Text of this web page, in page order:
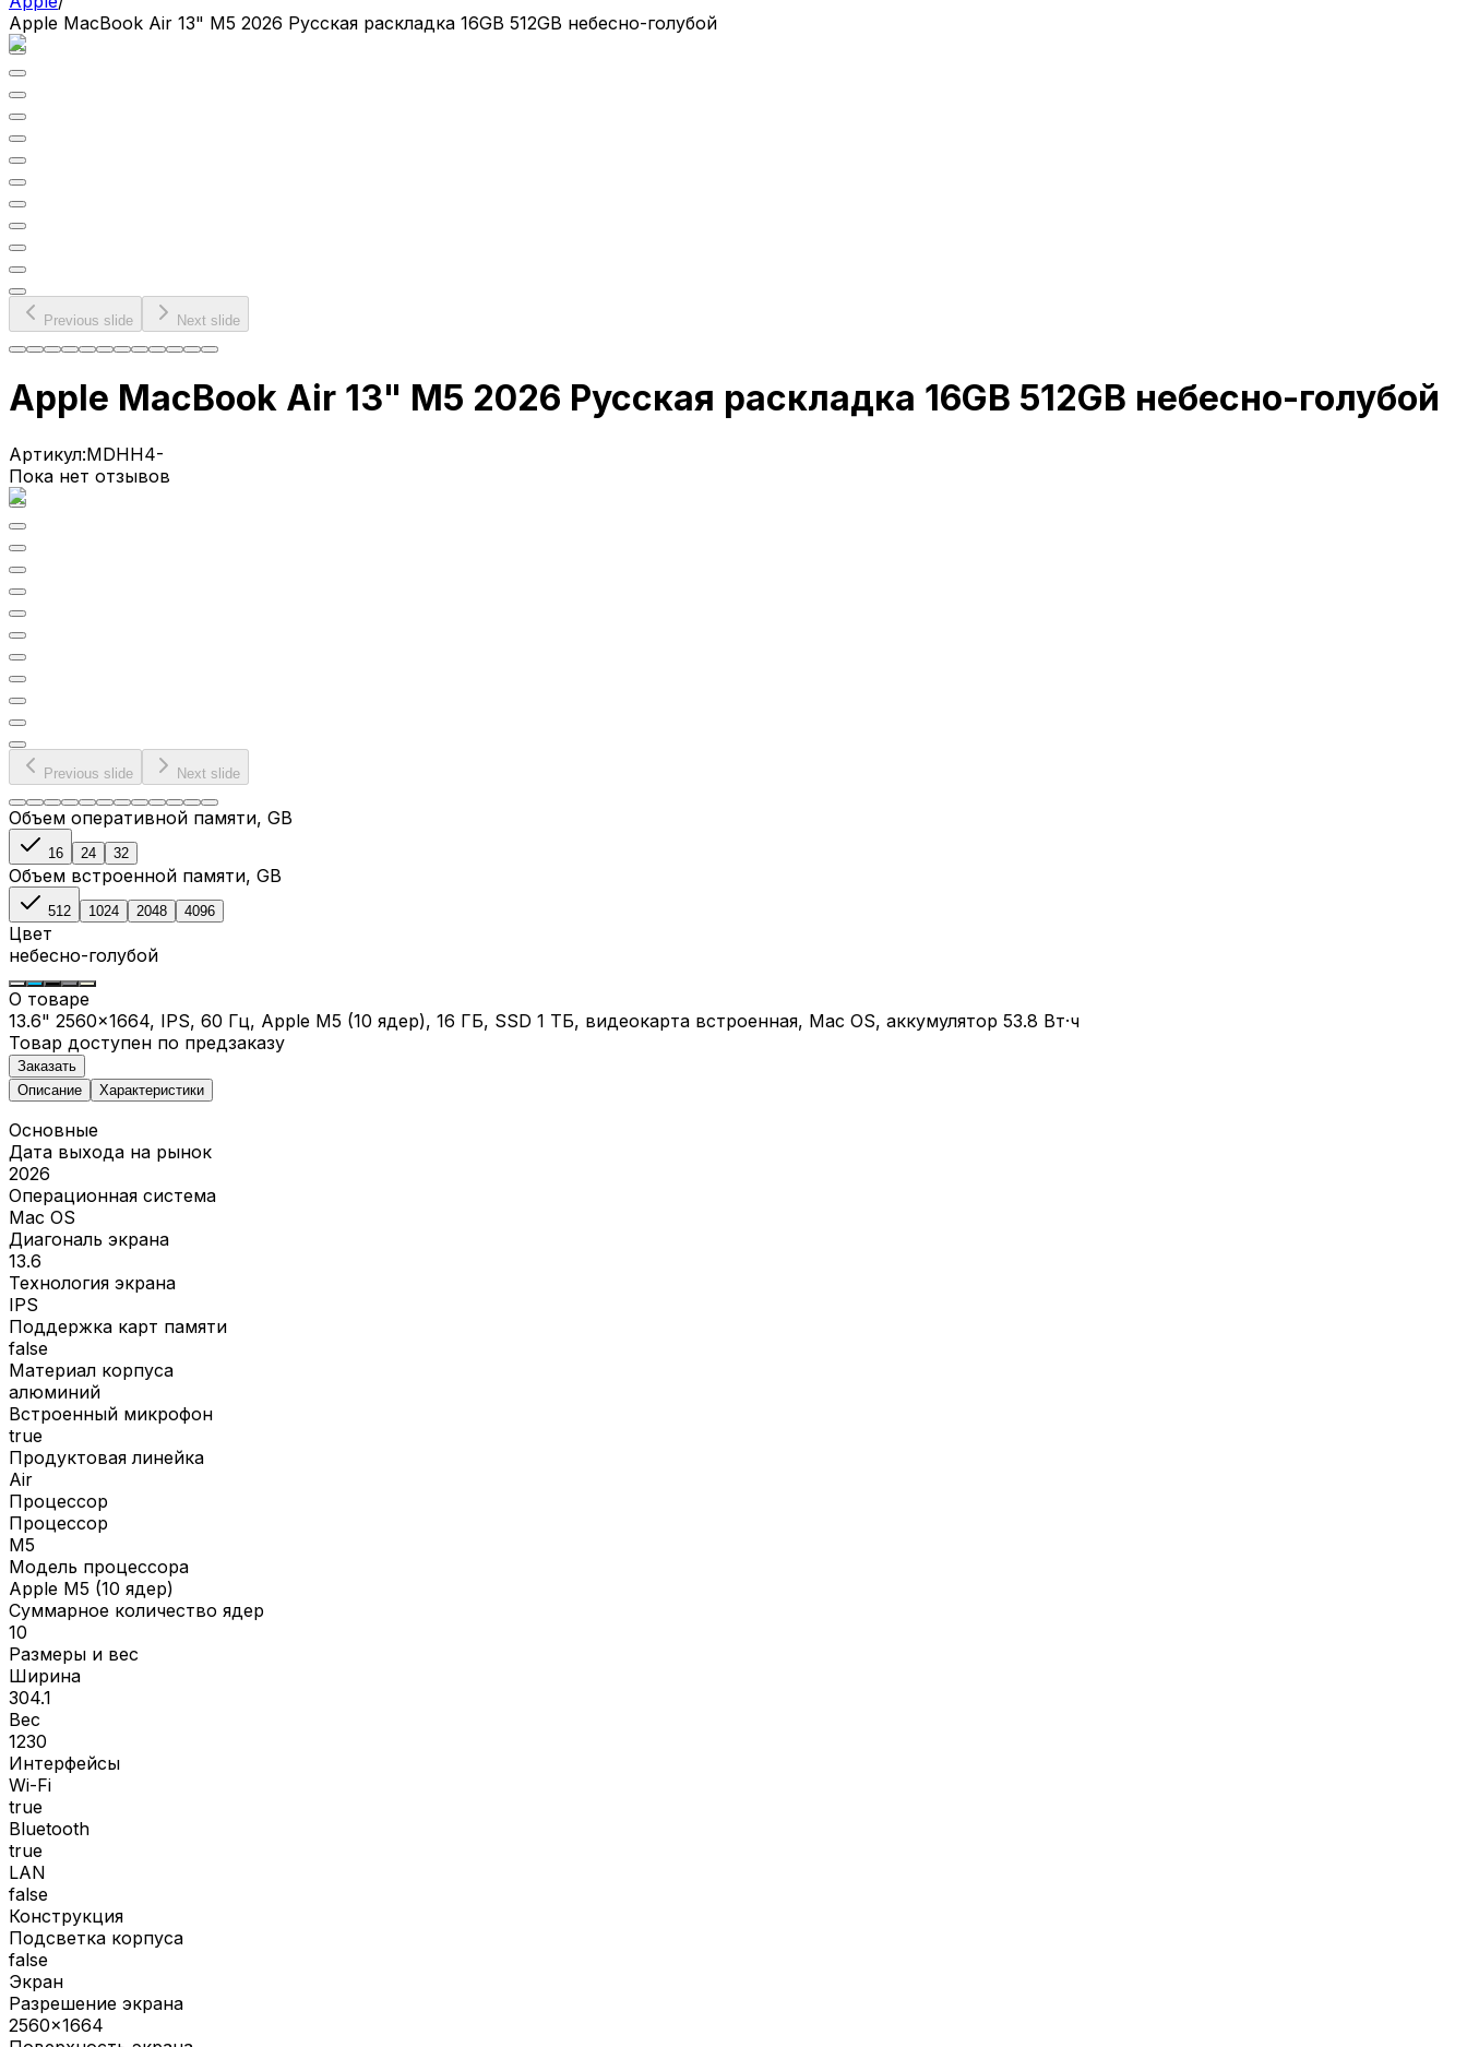
Apple MacBook Air 13" M5 2026 Русская раскладка 16GB 512GB небесно-голубой
Previous slide Next slide
Apple MacBook Air 13" M5 2026 Русская раскладка 16GB 512GB небесно-голубой
Артикул:MDHH4-
Пока нет отзывов
Previous slide Next slide
Объем оперативной памяти, GB
16 24 32
Объем встроенной памяти, GB
512 1024 2048 4096
Цвет
небесно-голубой
О товаре
13.6" 2560x1664, IPS, 60 Гц, Apple M5 (10 ядер), 16 ГБ, SSD 1 ТБ, видеокарта встроенная, Mac OS, аккумулятор 53.8 Вт·ч
Товар доступен по предзаказу
Заказать
Описание
Характеристики
Основные
Дата выхода на рынок
2026
Операционная система
Mac OS
Диагональ экрана
13.6
Технология экрана
IPS
Поддержка карт памяти
false
Материал корпуса
алюминий
Встроенный микрофон
true
Продуктовая линейка
Air
Процессор
Процессор
M5
Модель процессора
Apple M5 (10 ядер)
Суммарное количество ядер
10
Размеры и вес
Ширина
304.1
Вес
1230
Интерфейсы
Wi-Fi
true
Bluetooth
true
LAN
false
Конструкция
Подсветка корпуса
false
Экран
Разрешение экрана
2560x1664